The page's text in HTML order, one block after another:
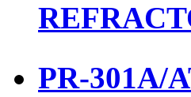
PR-301A/